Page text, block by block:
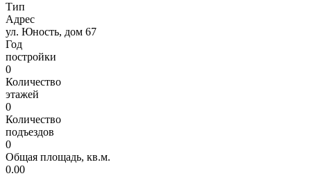
Тип
Адрес
ул. Юность, дом 67
Год
постройки
0
Количество
этажей
0
Количество
подъездов
0
Общая площадь, кв.м.
0.00